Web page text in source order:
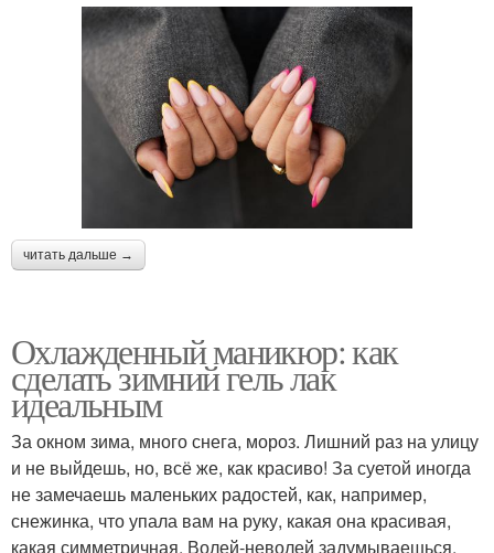
читать дальше →
Охлажденный маникюр: как
сделать зимний гель лак
идеальным
За окном зима, много снега, мороз. Лишний раз на улицу
и не выйдешь, но, всё же, как красиво! За суетой иногда
не замечаешь маленьких радостей, как, например,
снежинка, что упала вам на руку, какая она красивая,
какая симметричная. Волей-неволей задумываешься,